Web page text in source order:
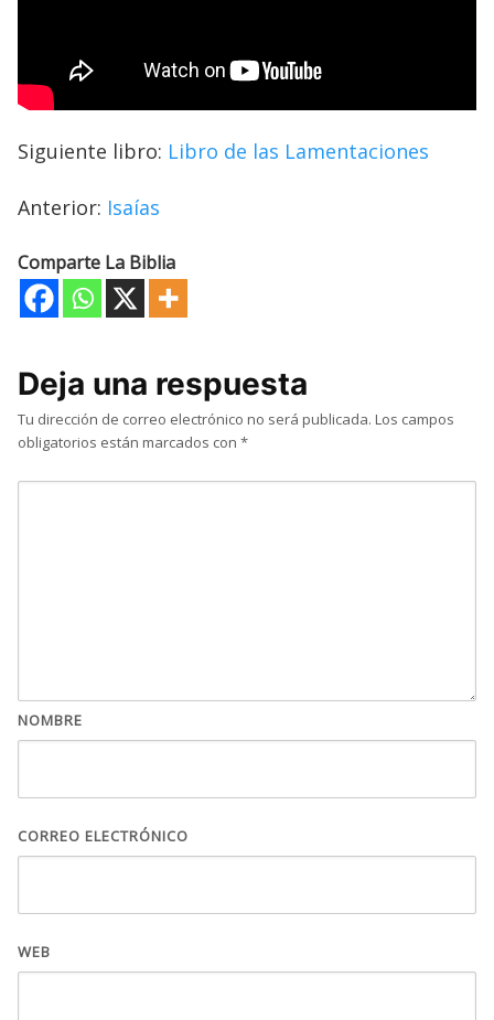
Siguiente libro: Libro de las Lamentaciones
Anterior: Isaías
Comparte La Biblia
Deja una respuesta
Tu dirección de correo electrónico no será publicada. Los campos
obligatorios están marcados con *
NOMBRE
CORREO ELECTRÓNICO
WEB